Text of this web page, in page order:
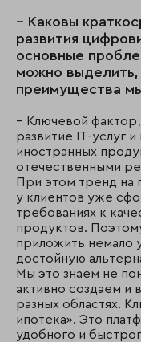
– Каковы
развития
основные
можно выделить,
преимущества
– Ключевой
развитие IT-услуг
иностранных
отечественными
При этом тренд на
у клиентов уже
требованиях к
продуктов.
приложить немало
достойную
Мы это знаем не
активно создаем
разных областях.
ипотека». Это
удобного и